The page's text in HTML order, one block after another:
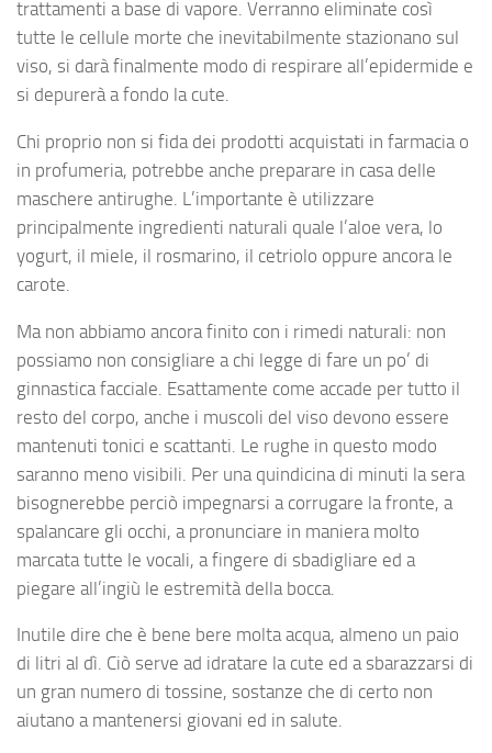
trattamenti a base di vapore. Verranno eliminate così
tutte le cellule morte che inevitabilmente stazionano sul
viso, si darà finalmente modo di respirare all’epidermide e
si depurerà a fondo la cute.
Chi proprio non si fida dei prodotti acquistati in farmacia o
in profumeria, potrebbe anche preparare in casa delle
maschere antirughe. L’importante è utilizzare
principalmente ingredienti naturali quale l’aloe vera, lo
yogurt, il miele, il rosmarino, il cetriolo oppure ancora le
carote.
Ma non abbiamo ancora finito con i rimedi naturali: non
possiamo non consigliare a chi legge di fare un po’ di
ginnastica facciale. Esattamente come accade per tutto il
resto del corpo, anche i muscoli del viso devono essere
mantenuti tonici e scattanti. Le rughe in questo modo
saranno meno visibili. Per una quindicina di minuti la sera
bisognerebbe perciò impegnarsi a corrugare la fronte, a
spalancare gli occhi, a pronunciare in maniera molto
marcata tutte le vocali, a fingere di sbadigliare ed a
piegare all’ingiù le estremità della bocca.
Inutile dire che è bene bere molta acqua, almeno un paio
di litri al dì. Ciò serve ad idratare la cute ed a sbarazzarsi di
un gran numero di tossine, sostanze che di certo non
aiutano a mantenersi giovani ed in salute.